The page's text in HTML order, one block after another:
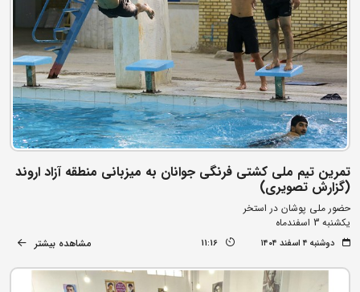
تمرین تیم ملی کشتی فرنگی جوانان به میزبانی منطقه آزاد اروند
(گزارش تصویری)
حضور ملی پوشان در استخر
یکشنبه 3 اسفندماه
دوشنبه ۴ اسفند ۱۴۰۴ 11:16 مشاهده بیشتر